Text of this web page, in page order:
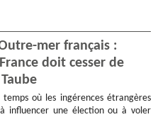
mer français :
doit cesser de
temps où les ingérences étrangères
influencer une élection ou à voler